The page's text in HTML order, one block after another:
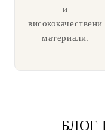
и
висококачествени
материали.
БЛОГ